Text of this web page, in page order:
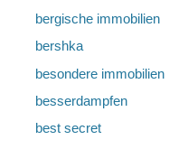
bergische immobilien
bershka
besondere immobilien
besserdampfen
best secret